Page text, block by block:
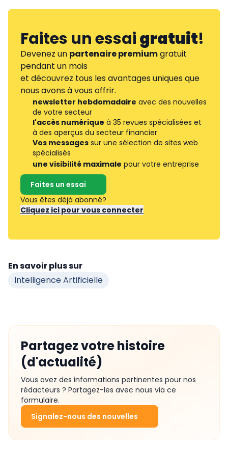
Faites un essaigratuit!
Devenez un partenaire premiumgratuit
pendant un mois
et découvrez tous les avantages uniques que
nous avons à vous offrir.
newsletter hebdomadaire avec des nouvelles
de votre secteur
l'accès numérique à 35 revues spécialisées et
à des aperçus du secteur financier
Vos messages sur une sélection de sites web
spécialisés
une visibilité maximale pour votre entreprise
Faites un essai
Vous êtes déjà abonné?
Cliquez ici pour vous connecter
En savoir plus sur
Intelligence Artificielle
Partagez votre histoire
(d'actualité)
Vous avez des informations pertinentes pour nos
rédacteurs ? Partagez-les avec nous via ce
formulaire.
Signalez-nous des nouvelles